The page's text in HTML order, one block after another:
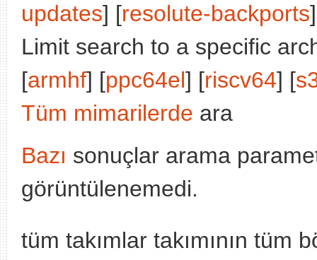
updates] [resolute-backports
Limit search to a specific
[armhf] [ppc64el] [riscv64] [
Tüm mimarilerde ara
Bazı sonuçlar arama
görüntülenemedi.
tüm takımlar takımının